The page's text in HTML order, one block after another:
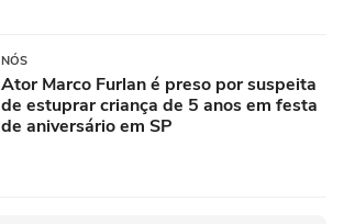
NÓS
Ator Marco Furlan é preso por suspeita
de estuprar criança de 5 anos em festa
de aniversário em SP